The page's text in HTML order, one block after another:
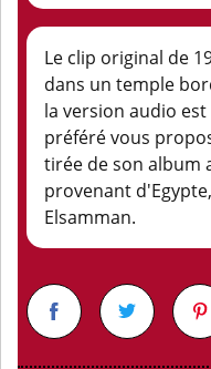
Le clip original de
dans un temple
la version audio
préféré vous
tirée de son album
provenant
Elsamman.